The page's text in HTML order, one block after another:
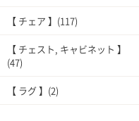
【 チェア 】(117)
【 チェスト, キャビネット 】
(47)
【 ラグ 】(2)